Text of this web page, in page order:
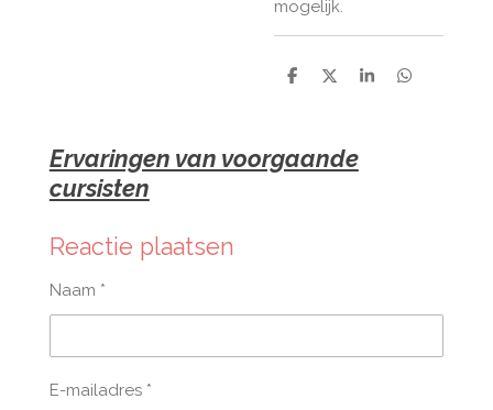
mogelijk.
D
D
S
D
Ervaringen van voorgaande
cursisten
Reactie plaatsen
Naam *
E-mailadres *